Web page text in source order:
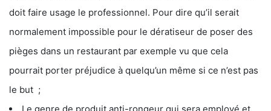
doit faire usage le professionnel. Pour dire qu’il serait
normalement impossible pour le dératiseur de poser des
pièges dans un restaurant par exemple vu que cela
pourrait porter préjudice à quelqu’un même si ce n’est pas
le but ;